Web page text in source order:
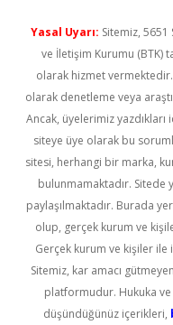
Yasal Uyarı: Sitemiz, 5651
ve İletişim Kurumu (BTK)
olarak hizmet
olarak denetleme veya
Ancak, üyelerimiz
siteye üye olarak bu
sitesi, herhangi bir marka,
bulunmamaktadır. Sitede
paylaşılmaktadır. Burada
olup, gerçek kurum ve
Gerçek kurum ve kişiler
Sitemiz, kar amacı
platformudur. Hukuka ve
düşündüğünüz içerikleri,